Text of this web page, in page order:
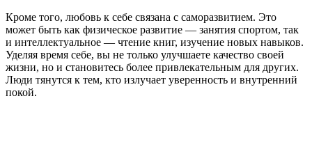
Кроме того, любовь к себе связана с саморазвитием. Это
может быть как физическое развитие — занятия спортом, так
и интеллектуальное — чтение книг, изучение новых навыков.
Уделяя время себе, вы не только улучшаете качество своей
жизни, но и становитесь более привлекательным для других.
Люди тянутся к тем, кто излучает уверенность и внутренний
покой.